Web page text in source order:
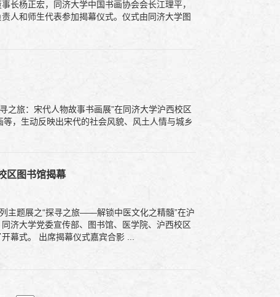
长杨正宏，同济大学中国书画协会会长江理平，
人和师生代表参加揭幕仪式。仪式由同济大学图
之旅：宋代人物故事书画展”在同济大学沪西校区
，生动反映出宋代的社会风貌、风土人情与城乡
区图书馆揭幕
济大学党委宣传部、图书馆、医学院、沪西校区
管理委员会办公室等职能单位负责人和相关师生代表参加了开幕式。 出席揭幕仪式嘉宾合影 ...